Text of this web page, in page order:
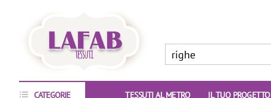
CATEGORIE TESSUTI AL METRO IL TUO PROGETTO